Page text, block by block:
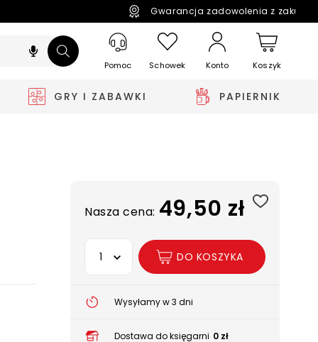
Gwarancja zadowolenia z
Pomoc Schowek Konto Koszyk
GRY I ZABAWKI PAPIERNIK
Nasza cena: 49,50 zł
Wybierz opcję
DO KOSZYKA
Wysyłamy w 3 dni
Dostawa do księgarni 0 zł